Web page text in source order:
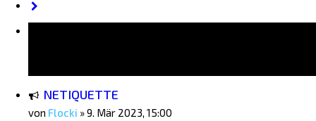
NETIQUETTE
von Flocki »9. Mär 2023, 15:00